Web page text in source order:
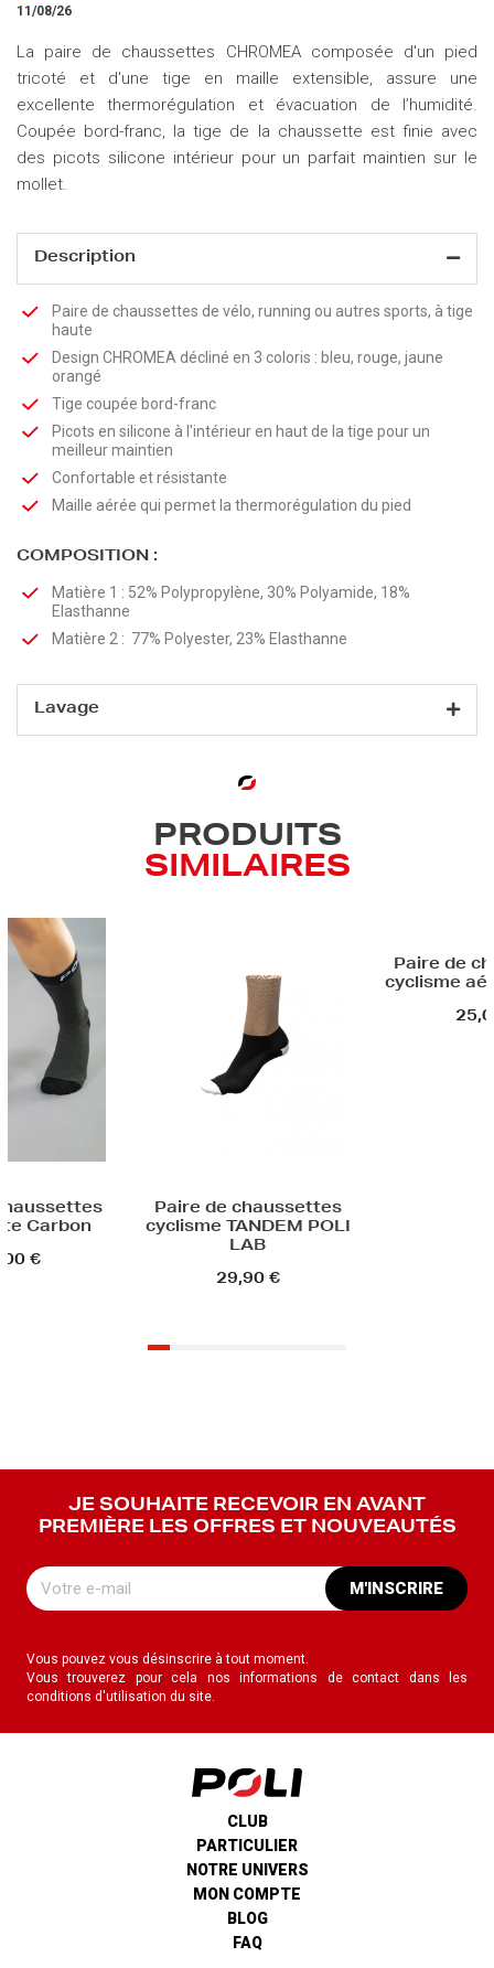
11/08/26
La paire de chaussettes CHROMEA composée d'un pied
tricoté et d'une tige en maille extensible, assure une
excellente thermorégulation et évacuation de l’humidité.
Coupée bord-franc, la tige de la chaussette est finie avec
des picots silicone intérieur pour un parfait maintien sur le
mollet.
Description
Paire de chaussettes de vélo, running ou autres sports, à tige
haute
Design CHROMEA décliné en 3 coloris : bleu, rouge, jaune
orangé
Tige coupée bord-franc
Picots en silicone à l'intérieur en haut de la tige pour un
meilleur maintien
Confortable et résistante
Maille aérée qui permet la thermorégulation du pied
COMPOSITION :
Matière 1 : 52% Polypropylène, 30% Polyamide, 18%
Elasthanne
Matière 2 : 77% Polyester, 23% Elasthanne
Lavage
PRODUITS
SIMILAIRES
Carbon
€
Paire de chaussettes
cyclisme TANDEM POLI
LAB
29,90 €
Paire de
cyclisme
JE SOUHAITE RECEVOIR EN AVANT
PREMIÈRE LES OFFRES ET NOUVEAUTÉS
M'INSCRIRE
Vous pouvez vous désinscrire à tout moment.
Vous trouverez pour cela nos informations de contact dans les
conditions d'utilisation du site.
CLUB
PARTICULIER
NOTRE UNIVERS
MON COMPTE
BLOG
FAQ